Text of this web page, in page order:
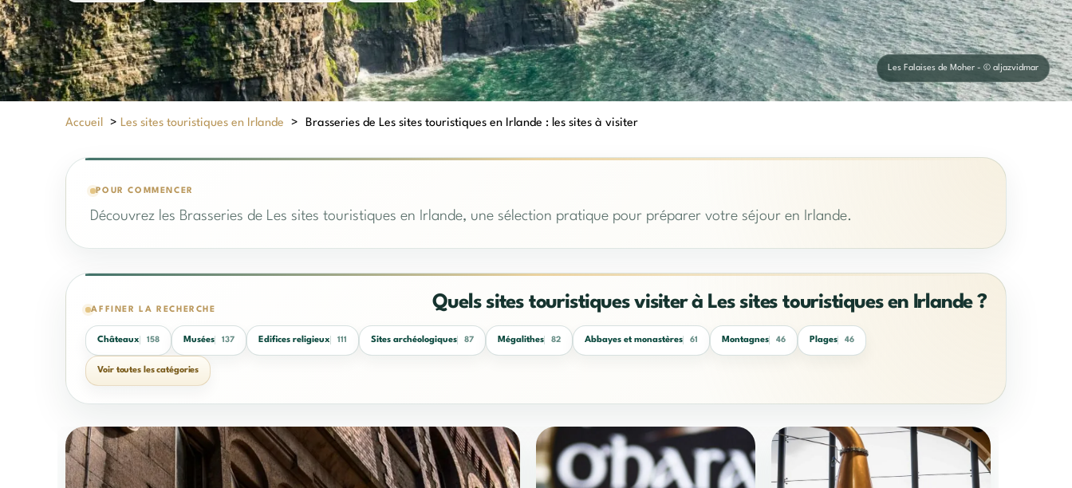
Les Falaises de Moher - © aljazvidmar
Accueil > Les sites touristiques en Irlande > Brasseries de Les sites touristiques en Irlande : les sites à visiter
POUR COMMENCER
Découvrez les Brasseries de Les sites touristiques en Irlande, une sélection pratique pour préparer votre séjour en Irlande.
AFFINER LA RECHERCHE Quels sites touristiques visiter à Les sites touristiques en Irlande ?
Châteaux 158 Musées 137 Edifices religieux 111 Sites archéologiques 87 Mégalithes 82 Abbayes et monastères 61 Montagnes 46 Plages 46
Voir toutes les catégories